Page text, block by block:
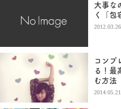
大事な
く「包
2012.03.26
コンプ
る！最
む方法
2014.05.21